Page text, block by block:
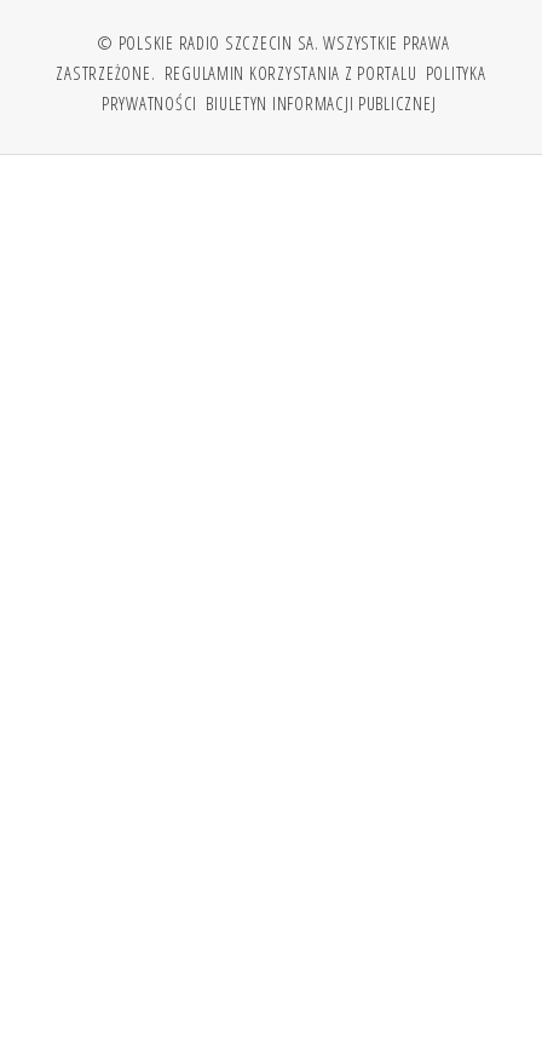
© POLSKIE RADIO SZCZECIN SA. WSZYSTKIE PRAWA
ZASTRZEŻONE. REGULAMIN KORZYSTANIA Z PORTALU POLITYKA
PRYWATNOŚCI BIULETYN INFORMACJI PUBLICZNEJ